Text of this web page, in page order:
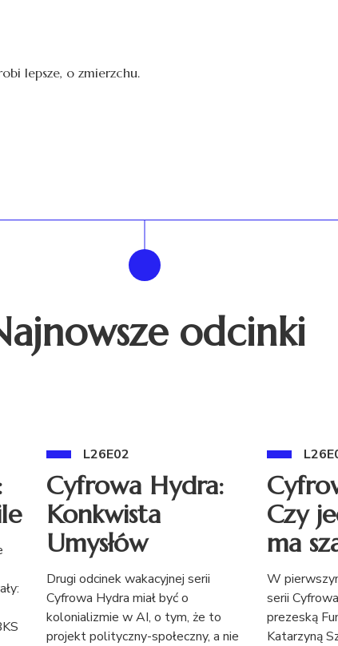
lepsze, o zmierzchu.
odcinki
L26E02
Cyfrowa Hydra:
Konkwista
Umysłów
Drugi odcinek wakacyjnej serii
Cyfrowa Hydra miał być o
kolonializmie w AI, o tym, że to
projekt polityczny-społeczny, a nie
Czy
ma
W
serii
prezeską
Katarzyną